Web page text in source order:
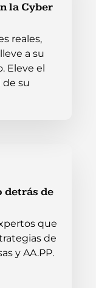
la Cyber
reales,
a su
Eleve el
de su
detrás de
que
de
y AA.PP.